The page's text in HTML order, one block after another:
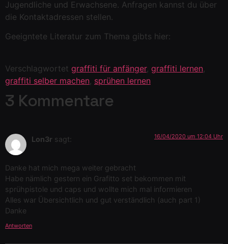
Jugendliche und Erwachsene. Anfragen kannst du über
die Kontaktadressen stellen.
Geeigntete Literatur zum Thema gibts hier:
Verschlagwortet graffiti für anfänger, graffiti lernen
graffiti selber machen sprühen lernen
3 Kommentare
Lon3r sagt: 16/04/2020 um 12:04 Uhr
Danke hat mich mega weiter gebracht
Habe nämlich gestern ein Grafitto set bekommen mit
sprühpistole und caps und wollte mich mal informieren
Alles war Übersichtlich und gut verständlich (auch part 1)
Danke
Antworten